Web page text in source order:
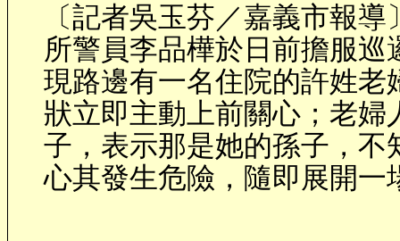
〔記者吳玉芬／嘉義市報
所警員李品樺於日前擔服
現路邊有一名住院的許姓
狀立即主動上前關心；老
子，表示那是她的孫子，
心其發生危險，隨即展開一